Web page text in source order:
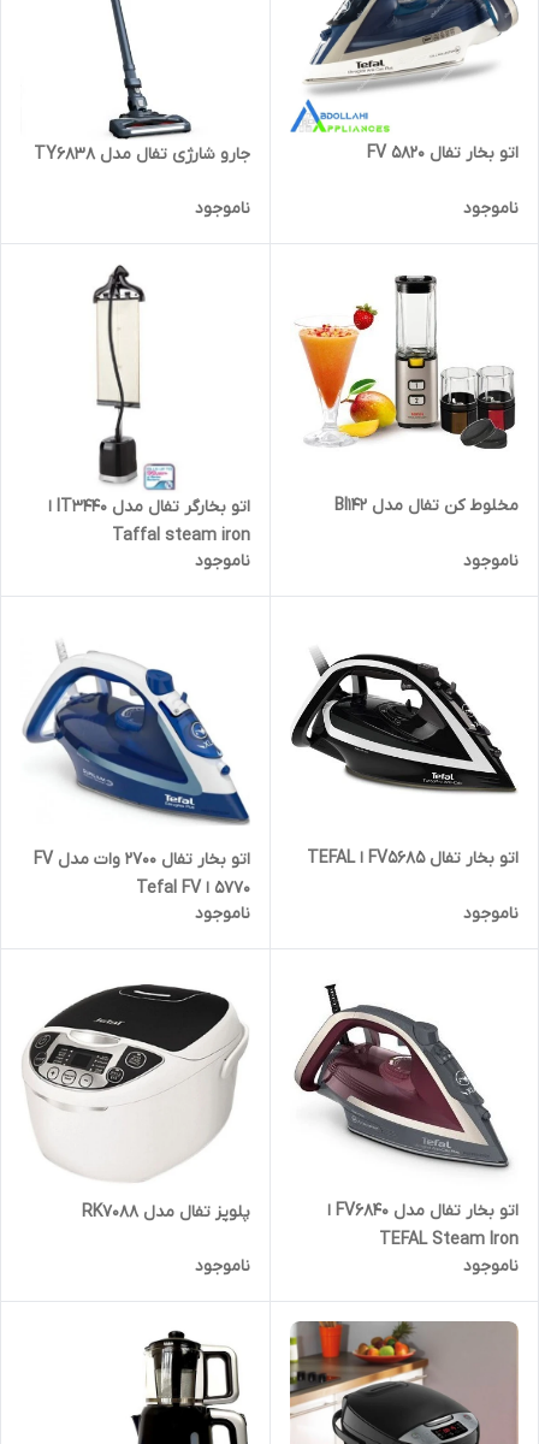
اتو بخار تفال FV 5820
ناموجود
جارو شارژی تفال مدل TY6838
ناموجود
مخلوط کن تفال مدل Bl142
ناموجود
اتو بخارگر تفال مدل IT3440 ا
Taffal steam iron
ناموجود
اتو بخار تفال FV5685 ا TEFAL
ناموجود
اتو بخار تفال 2700 وات مدل FV
5770 ا Tefal FV
ناموجود
اتو بخار تفال مدل FV6840 ا
TEFAL Steam Iron
ناموجود
پلوپز تفال مدل RK7088
ناموجود